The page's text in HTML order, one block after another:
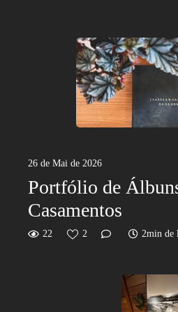
26 de Mai de 2026
Portfólio de
Casamentos
22 2 2min de